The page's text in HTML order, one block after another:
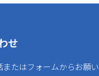
せ
たはフォームからお願い